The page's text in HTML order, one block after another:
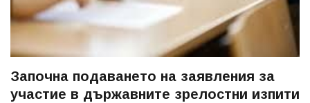
Започна подаването на заявления за
участие в държавните зрелостни изпити